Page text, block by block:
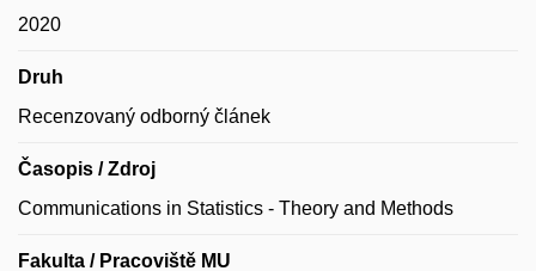
2020
Druh
Recenzovaný odborný článek
Časopis / Zdroj
Communications in Statistics - Theory and Methods
Fakulta / Pracoviště MU